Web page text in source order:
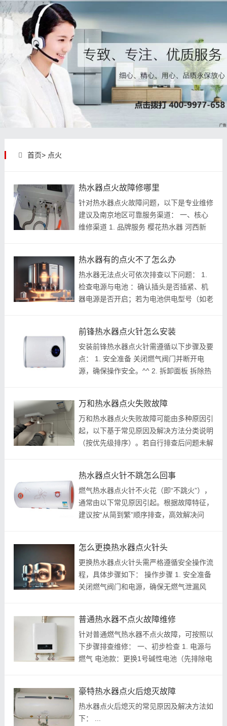
首页> 点火
热水器点火故障修哪里
针对热水器点火故障问题，以下是专业维修
建议及南京地区可靠服务渠道： 一、核心
维修渠道 1. 品牌服务 樱花热水器 河西新
热水器 24小时服务热线： 8796828 （覆盖
南京...
热水器有的点火不了怎么办
热水器无法点火可依次排查以下问题： 1.
检查电源与电池 ：确认插头是否插紧、机
器电源是否开启；若为电池供电型号（如老
开启，家中是否停气或燃气不足。...
前锋热水器点火针怎么安装
安装前锋热水器点火针需遵循以下步骤及要
点： 1. 安全准备 关闭燃气阀门并断开电
源，确保操作安全。^^ 2. 拆卸面板 拆除热
室火排旁，连接高压绝缘线（粗线）...
万和热水器点火失败故障
万和热水器点火失败故障可能由多种原因引
起，以下基于常见原因及解决方法分类说明
（按优先级排序）。若自行排查后问题未解
常 ：检查燃气表余额是否充足、燃...
热水器点火针不跳怎么回事
燃气热水器点火针不火花（即“不跳火”），
通常由以下常见原因引起。根据故障特征，
建议按“从简到繁”顺序排查，高效解决问
量耗尽会导致点火系统失效。...
怎么更换热水器点火针头
更换热水器点火针头需严格遵循安全操作流
程，具体步骤如下： 操作步骤 1. 安全准备
关闭燃气阀门和电源，确保无燃气泄漏风
有电子点火系统，需卸下电池^^。...
普通热水器不点火故障维修
针对普通燃气热水器不点火故障，可按照以
下步骤排查维修： 一、初步检查 1. 电源与
燃气 电池款：更换1号碱性电池（先排除电
燃气未耗尽（用燃气灶测试）^^。...
豪特热水器点火后熄灭故障
热水器点火后熄灭的常见原因及解决方法如
下： ...